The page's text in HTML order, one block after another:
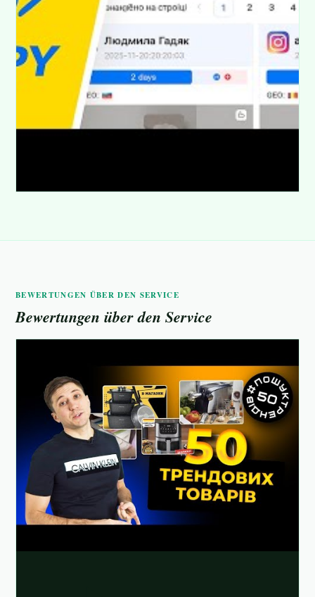
BEWERTUNGEN ÜBER DEN SERVICE
Bewertungen über den Service